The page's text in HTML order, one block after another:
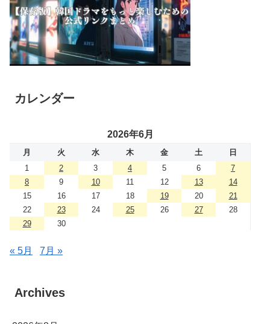
カレンダー
2026年6月
月 火 水 木 金 土
日
1
2 3 4 5 6
7
8
9 10 11 12 13
14
15
16 17 18 19 20
21
22
23 24 25 26 27
28
29
30
« 5月 7月 »
Archives